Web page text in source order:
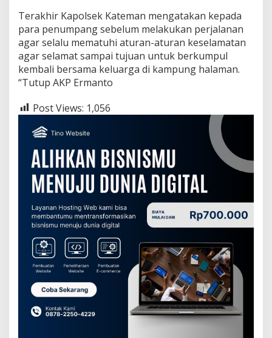
m
a
Terakhir Kapolsek Kateman mengatakan kepada
para penumpang sebelum melakukan perjalanan
agar selalu mematuhi aturan-aturan keselamatan
agar selamat sampai tujuan untuk berkumpul
kembali bersama keluarga di kampung halaman.
“Tutup AKP Ermanto
Post Views: 1,056